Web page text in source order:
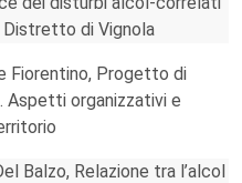
Distretto di Vignola
Fiorentino, Progetto di
Aspetti organizzativi e
Balzo, Relazione tra l’alcol